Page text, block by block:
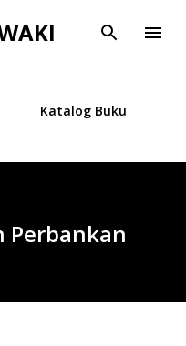
utama
Katalog Buku
Perbankan